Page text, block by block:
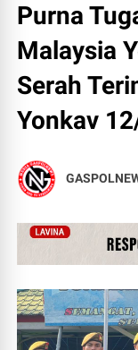
Purna
Malaysia
Serah
Yonkav